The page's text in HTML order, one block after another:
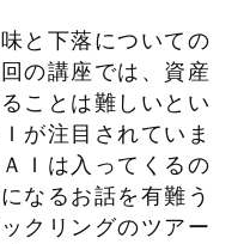
と下落についての
の講座では、資産
ことは難しいとい
が注目されていま
Ｉは入ってくるの
なるお話を有難う
クリングのツアー